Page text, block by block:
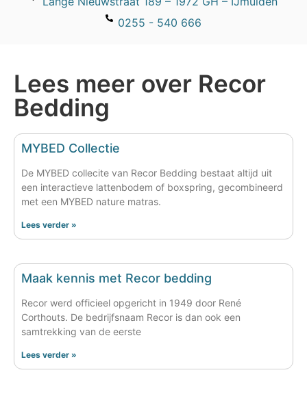
0255 - 540 666
Lees meer over Recor
Bedding
MYBED Collectie
De MYBED collecite van Recor Bedding bestaat altijd uit
een interactieve lattenbodem of boxspring, gecombineerd
met een MYBED nature matras.
Lees verder »
Maak kennis met Recor bedding
Recor werd officieel opgericht in 1949 door René
Corthouts. De bedrijfsnaam Recor is dan ook een
samtrekking van de eerste
Lees verder »